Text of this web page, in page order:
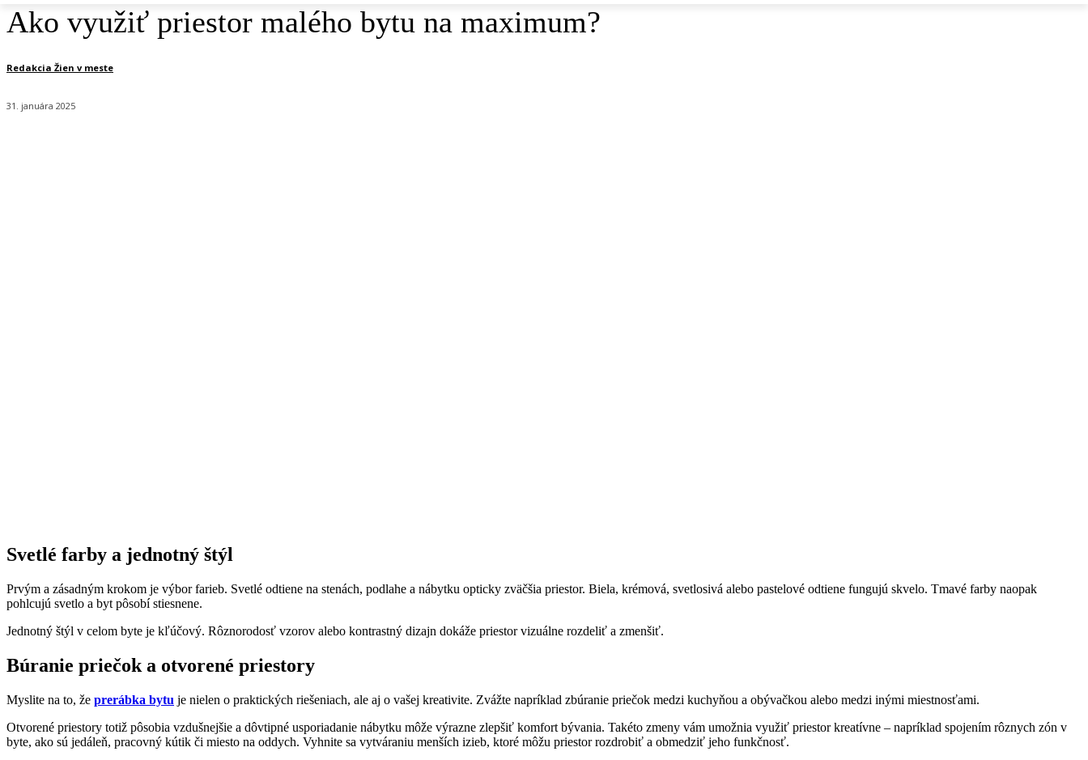
Ako využiť priestor malého bytu na maximum?
Redakcia Žien v meste
31. januára 2025
Svetlé farby a jednotný štýl
Prvým a zásadným krokom je výbor farieb. Svetlé odtiene na stenách, podlahe a nábytku opticky zväčšia priestor. Biela, krémová, svetlosivá alebo pastelové odtiene fungujú skvelo. Tmavé farby naopak
pohlcujú svetlo a byt pôsobí stiesnene.
Jednotný štýl v celom byte je kľúčový. Rôznorodosť vzorov alebo kontrastný dizajn dokáže priestor vizuálne rozdeliť a zmenšiť.
Búranie priečok a otvorené priestory
Myslite na to, že prerábka bytu je nielen o praktických riešeniach, ale aj o vašej kreativite. Zvážte napríklad zbúranie priečok medzi kuchyňou a obývačkou alebo medzi inými miestnosťami.
Otvorené priestory totiž pôsobia vzdušnejšie a dôvtipné usporiadanie nábytku môže výrazne zlepšiť komfort bývania. Takéto zmeny vám umožnia využiť priestor kreatívne – napríklad spojením rôznych zón v
byte, ako sú jedáleň, pracovný kútik či miesto na oddych. Vyhnite sa vytváraniu menších izieb, ktoré môžu priestor rozdrobiť a obmedziť jeho funkčnosť.